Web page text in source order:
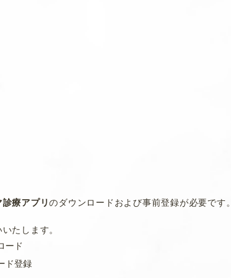
診療アプリのダウンロードおよび事前登録が必要です。
たします。
ード
ド登録